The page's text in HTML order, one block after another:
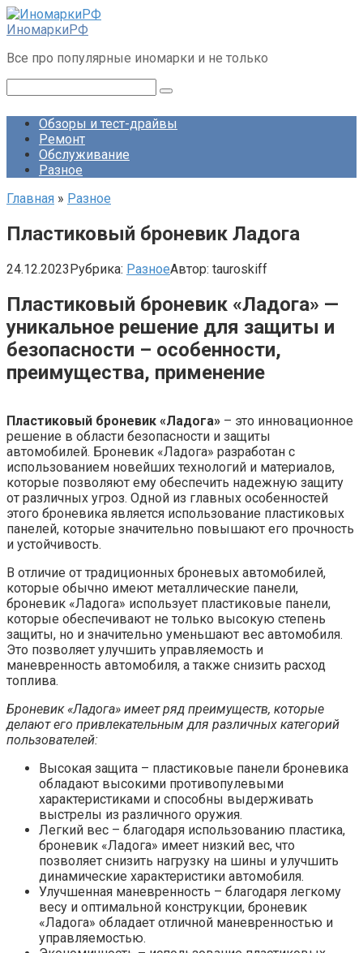
Перейти
к
ИномаркиРФ
Все про популярные иномарки и не только
Обзоры и тест-драйвы
Ремонт
Обслуживание
Разное
Главная » Разное
Пластиковый броневик Ладога
24.12.2023Рубрика: РазноеАвтор: tauroskiff
Пластиковый броневик «Ладога» —
уникальное решение для защиты и
безопасности – особенности,
преимущества, применение
Пластиковый броневик «Ладога» – это инновационное
решение в области безопасности и защиты
автомобилей. Броневик «Ладога» разработан с
использованием новейших технологий и материалов,
которые позволяют ему обеспечить надежную защиту
от различных угроз. Одной из главных особенностей
этого броневика является использование пластиковых
панелей, которые значительно повышают его прочность
и устойчивость.
В отличие от традиционных броневых автомобилей,
которые обычно имеют металлические панели,
броневик «Ладога» использует пластиковые панели,
которые обеспечивают не только высокую степень
защиты, но и значительно уменьшают вес автомобиля.
Это позволяет улучшить управляемость и
маневренность автомобиля, а также снизить расход
топлива.
Броневик «Ладога» имеет ряд преимуществ, которые
делают его привлекательным для различных категорий
пользователей:
Высокая защита – пластиковые панели броневика
обладают высокими противопулевыми
характеристиками и способны выдерживать
выстрелы из различного оружия.
Легкий вес – благодаря использованию пластика,
броневик «Ладога» имеет низкий вес, что
позволяет снизить нагрузку на шины и улучшить
динамические характеристики автомобиля.
Улучшенная маневренность – благодаря легкому
весу и оптимальной конструкции, броневик
«Ладога» обладает отличной маневренностью и
управляемостью.